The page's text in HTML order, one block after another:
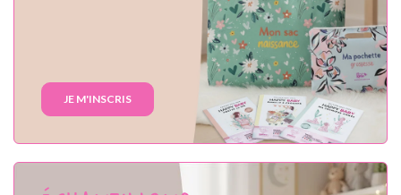
JE M'INSCRIS